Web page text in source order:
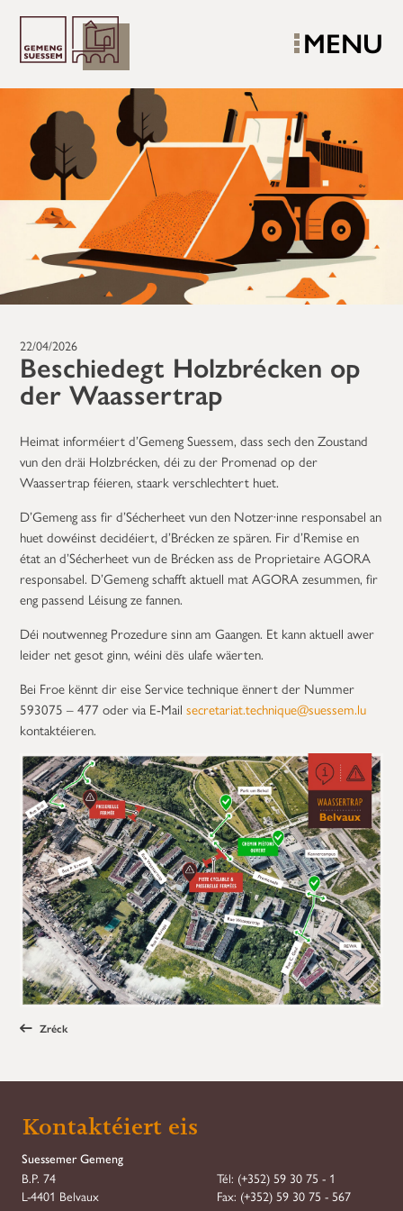
MENU
22/04/2026
Beschiedegt Holzbrécken op
der Waassertrap
Heimat informéiert d’Gemeng Suessem, dass sech den Zoustand
vun den dräi Holzbrécken, déi zu der Promenad op der
Waassertrap féieren, staark verschlechtert huet.
D’Gemeng ass fir d’Sécherheet vun den Notzer·inne responsabel an
huet dowéinst decidéiert, d’Brécken ze spären. Fir d’Remise en
état an d’Sécherheet vun de Brécken ass de Proprietaire AGORA
responsabel. D’Gemeng schafft aktuell mat AGORA zesummen, fir
eng passend Léisung ze fannen.
Déi noutwenneg Prozedure sinn am Gaangen. Et kann aktuell awer
leider net gesot ginn, wéini dës ulafe wäerten.
Bei Froe kënnt dir eise Service technique ënnert der Nummer
593075 – 477 oder via E-Mailsecretariat.technique@suessem.lu
kontaktéieren.
Zréck
Kontaktéiert eis
Suessemer Gemeng
B.P. 74
L-4401 Belvaux
Tél: (+352) 59 30 75 - 1
Fax: (+352) 59 30 75 - 567